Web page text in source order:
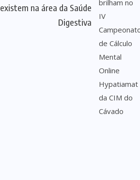
existem na área da Saúde
Digestiva